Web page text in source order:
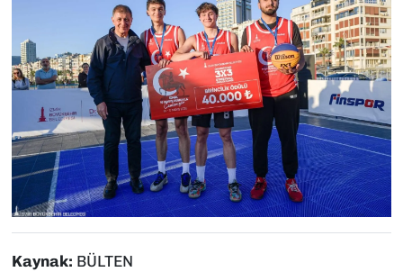
Kaynak: BÜLTEN